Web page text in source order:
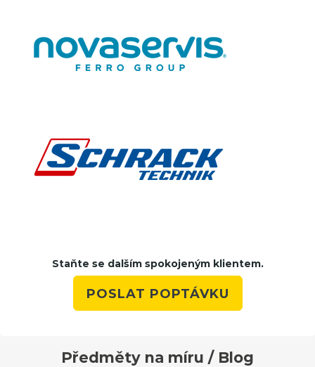
Staňte se dalším spokojeným klientem.
POSLAT POPTÁVKU
Předměty na míru / Blog